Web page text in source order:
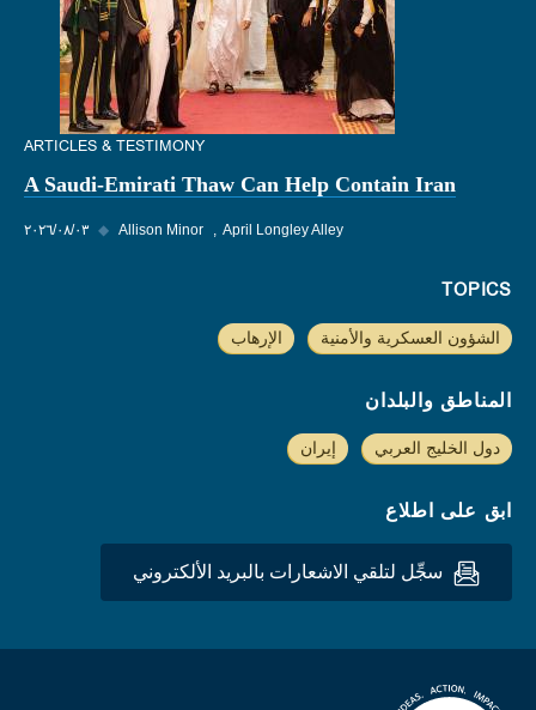
ARTICLES & TESTIMONY
A Saudi-Emirati Thaw Can Help Contain Iran
٠٣‏/٠٨‏/٢٠٢٦ ◆ Allison Minor April Longley Alley
TOPICS
الشؤون العسكرية والأمنية الإرهاب
المناطق والبلدان
دول الخليج العربي إيران
ابق على اطلاع
سجِّل لتلقي الاشعارات بالبريد الألكتروني